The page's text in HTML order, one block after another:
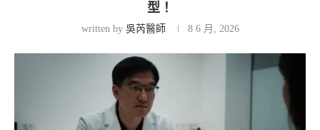
型！
written by 吳芮醫師 8 6 月, 2026